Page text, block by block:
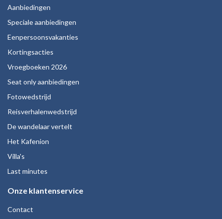
Aanbiedingen
Speciale aanbiedingen
Eenpersoonsvakanties
Kortingsacties
Vroegboeken 2026
Seat only aanbiedingen
Fotowedstrijd
Reisverhalenwedstrijd
De wandelaar vertelt
Het Kafenion
Villa's
Last minutes
Onze klantenservice
Contact